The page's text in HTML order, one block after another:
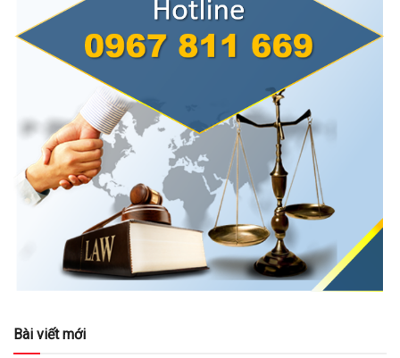
Bài viết mới